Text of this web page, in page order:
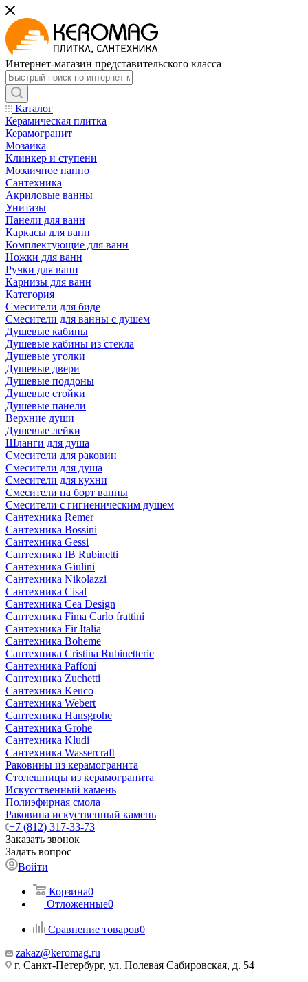
Интернет-магазин представительского класса
Каталог
Керамическая плитка
Керамогранит
Мозаика
Клинкер и ступени
Мозаичное панно
Сантехника
Акриловые ванны
Унитазы
Панели для ванн
Каркасы для ванн
Комплектующие для ванн
Ножки для ванн
Ручки для ванн
Карнизы для ванн
Категория
Смесители для биде
Смесители для ванны с душем
Душевые кабины
Душевые кабины из стекла
Душевые уголки
Душевые двери
Душевые поддоны
Душевые стойки
Душевые панели
Верхние души
Душевые лейки
Шланги для душа
Смесители для раковин
Смесители для душа
Смесители для кухни
Смесители на борт ванны
Смесители с гигиеническим душем
Сантехника Remer
Сантехника Bossini
Сантехника Gessi
Сантехника IB Rubinetti
Сантехника Giulini
Сантехника Nikolazzi
Сантехника Cisal
Сантехника Cea Design
Сантехника Fima Carlo frattini
Сантехника Fir Italia
Сантехника Boheme
Сантехника Cristina Rubinetterie
Сантехника Paffoni
Сантехника Zuchetti
Сантехника Keuco
Сантехника Webert
Сантехника Hansgrohe
Сантехника Grohe
Сантехника Kludi
Сантехника Wassercraft
Раковины из керамогранита
Столешницы из керамогранита
Искусственный камень
Полиэфирная смола
Раковина искуственный камень
+7 (812) 317-33-73
Заказать звонок
Задать вопрос
Войти
Корзина0
Отложенные0
Сравнение товаров0
zakaz@keromag.ru
г. Санкт-Петербург, ул. Полевая Сабировская, д. 54